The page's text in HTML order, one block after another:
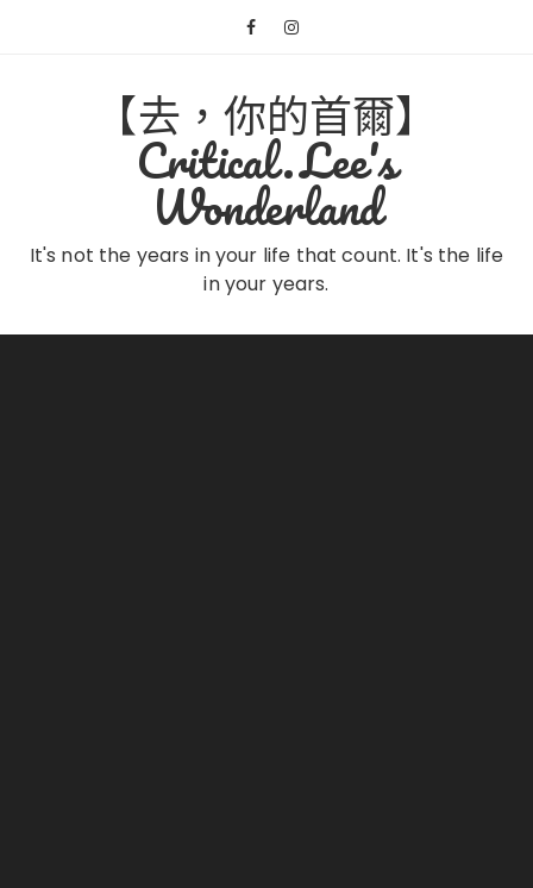
【去，你的首爾】
Critical.Lee's
Wonderland
It's not the years in your life that count. It's the life
in your years.